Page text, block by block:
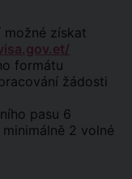
možné získat
formátu
žádosti
pasu 6
2 volné